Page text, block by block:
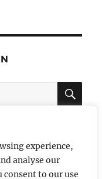
experience,
analyse our
to our use